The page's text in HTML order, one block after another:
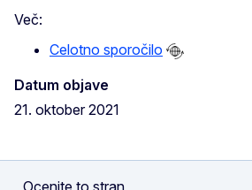
Več:
Celotno sporočilo
Datum objave
21. oktober 2021
Ocenite to stran